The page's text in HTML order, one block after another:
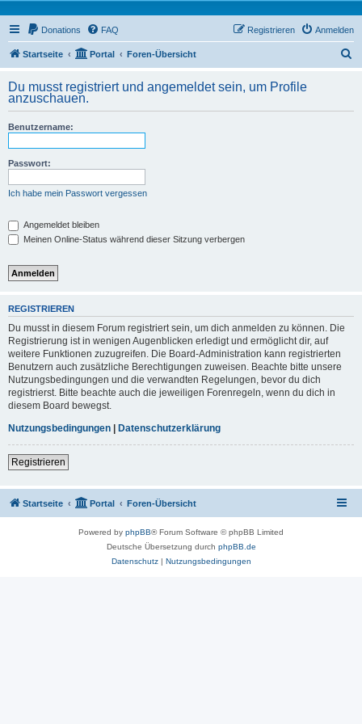
Donations FAQ Anmelden
Registrieren
Startseite Portal Foren-Übersicht
h
Du musst registriert und angemeldet sein, um Profile
anzuschauen.
Benutzername:
Passwort:
Ich habe mein Passwort vergessen
Angemeldet bleiben
Meinen Online-Status während dieser Sitzung verbergen
REGISTRIEREN
Du musst in diesem Forum registriert sein, um dich anmelden zu können. Die
Registrierung ist in wenigen Augenblicken erledigt und ermöglicht dir, auf
weitere Funktionen zuzugreifen. Die Board-Administration kann registrierten
Benutzern auch zusätzliche Berechtigungen zuweisen. Beachte bitte unsere
Nutzungsbedingungen und die verwandten Regelungen, bevor du dich
registrierst. Bitte beachte auch die jeweiligen Forenregeln, wenn du dich in
diesem Board bewegst.
Nutzungsbedingungen | Datenschutzerklärung
Registrieren
Startseite Portal Foren-Übersicht
Powered by phpBB® Forum Software © phpBB Limited
Deutsche Übersetzung durch phpBB.de
Datenschutz| Nutzungsbedingungen